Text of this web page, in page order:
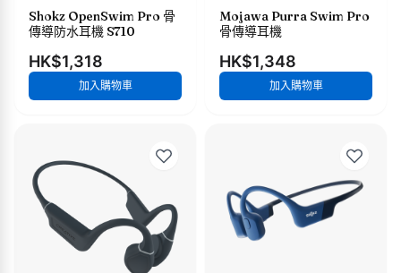
Shokz OpenSwim Pro 骨
傳導防水耳機 S710
HK$1,318
加入購物車
Mojawa Purra Swim Pro
骨傳導耳機
HK$1,348
加入購物車